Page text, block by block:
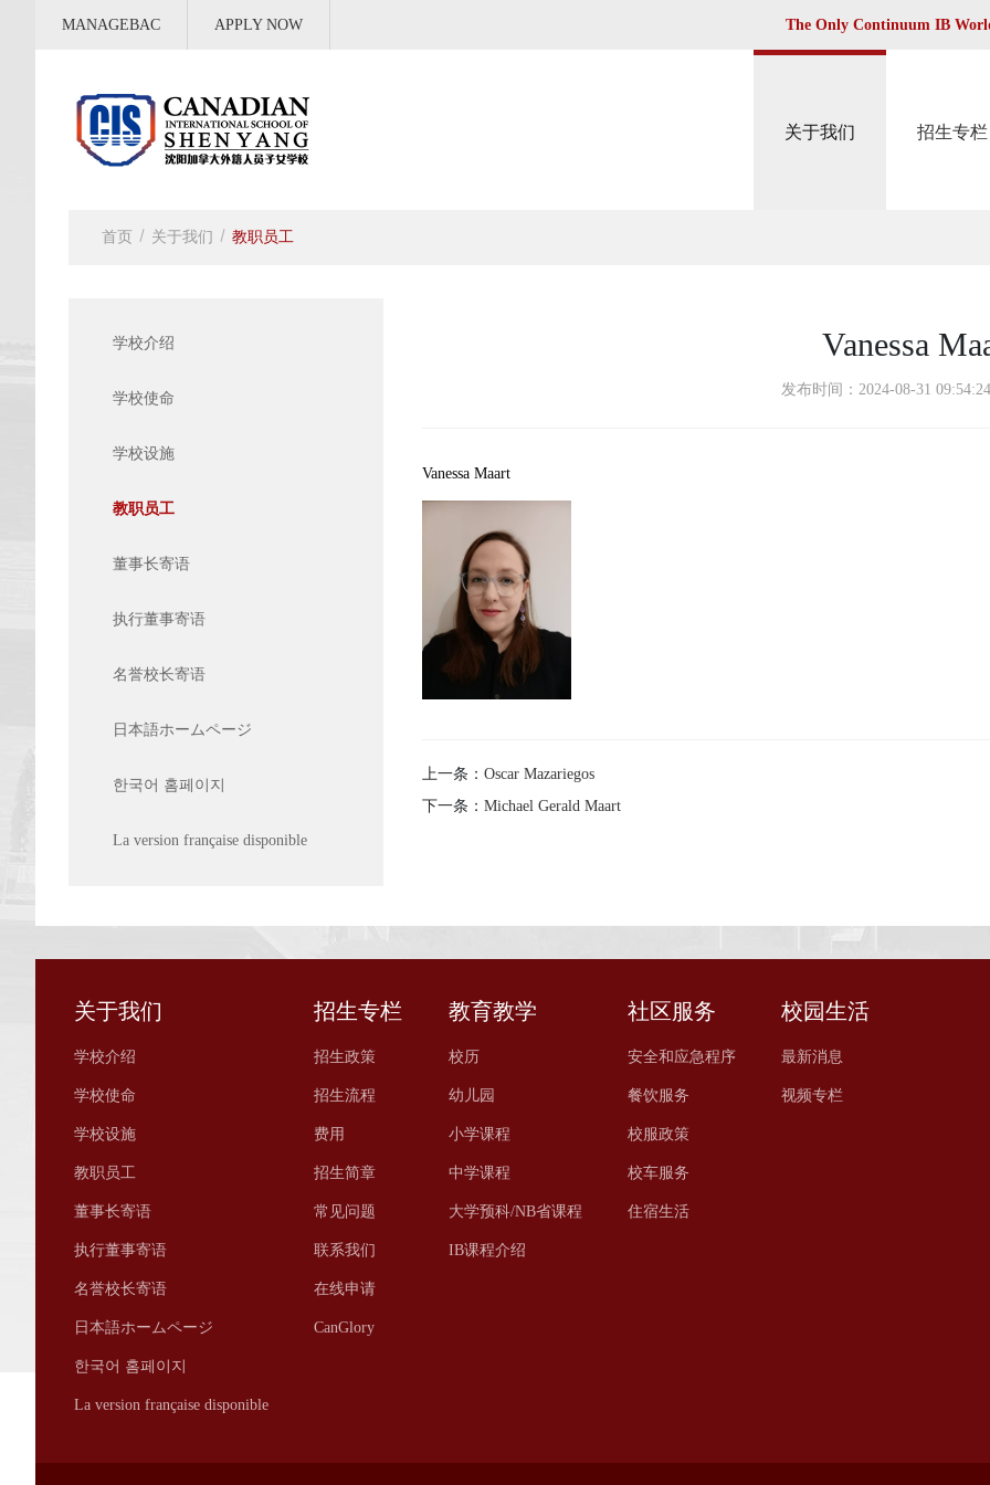
MANAGEBAC APPLY NOW The Only Continuum IB
关于我们 招生专栏
首页 关于我们 教职员工
学校介绍
学校使命
学校设施
教职员工
董事长寄语
执行董事寄语
名誉校长寄语
日本語ホームページ
한국어 홈페이지
La version française disponible
Vanessa
发布时间：2024-08-31
Vanessa Maart
上一条： Oscar Mazariegos
下一条： Michael Gerald Maart
关于我们
学校介绍
学校使命
学校设施
教职员工
董事长寄语
执行董事寄语
名誉校长寄语
日本語ホームページ
한국어 홈페이지
La version française disponible
招生专栏
招生政策
招生流程
费用
招生简章
常见问题
联系我们
在线申请
CanGlory
教育教学
校历
幼儿园
小学课程
中学课程
大学预科/NB省课程
IB课程介绍
社区服务
安全和应急程序
餐饮服务
校服政策
校车服务
住宿生活
校园生活
最新消息
视频专栏